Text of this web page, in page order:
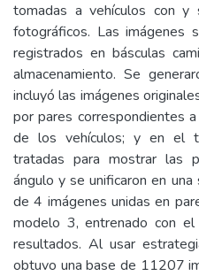
tomadas a vehículos con
fotográficos. Las imágenes
registrados en básculas
almacenamiento. Se
incluyó las imágenes
por pares correspondientes
de los vehículos; y en el
tratadas para mostrar las
ángulo y se unificaron en
de 4 imágenes unidas en
modelo 3, entrenado con
resultados. Al usar
obtuvo una base de 11207